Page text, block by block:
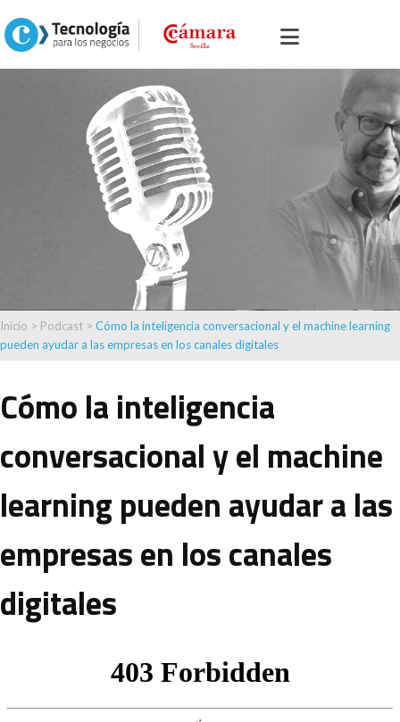
Inicio > Podcast > Cómo la inteligencia conversacional y el machine learning
pueden ayudar a las empresas en los canales digitales
Cómo la inteligencia
conversacional y el machine
learning pueden ayudar a las
empresas en los canales
digitales